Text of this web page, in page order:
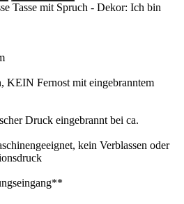
Tasse mit Spruch - Dekor: Ich bin
KEIN Fernost mit eingebranntem
Druck eingebrannt bei ca.
kein Verblassen oder